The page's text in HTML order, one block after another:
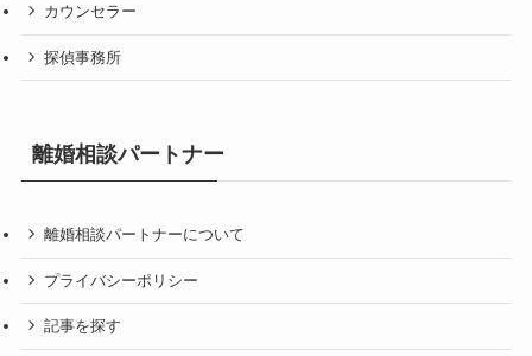
カウンセラー
探偵事務所
離婚相談パートナー
離婚相談パートナーについて
プライバシーポリシー
記事を探す